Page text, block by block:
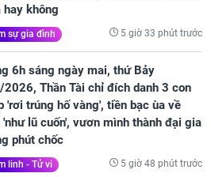
nên tiếp tục cuộc hôn nhân 7 năm
hay không
sự gia đình 5 giờ 33 phút trước
6h sáng ngày mai, thứ Bảy
Thần Tài chỉ đích danh 3 con
'rơi trúng hố vàng', tiền bạc ùa về
'như lũ cuốn', vươn mình thành đại gia
phút chốc